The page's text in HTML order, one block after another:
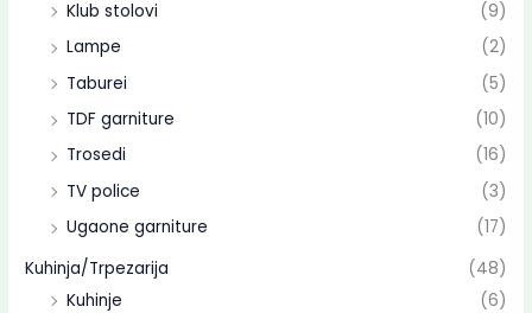
Klub stolovi
(9)
Lampe
(2)
Taburei
(5)
TDF garniture
(10)
Trosedi
(16)
TV police
(3)
Ugaone garniture
(17)
Kuhinja/Trpezarija
(48)
Kuhinje
(6)